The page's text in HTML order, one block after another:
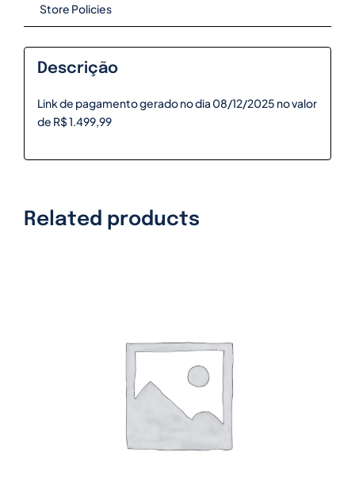
Store Policies
Descrição
Link de pagamento gerado no dia 08/12/2025 no valor
de R$ 1.499,99
Related products